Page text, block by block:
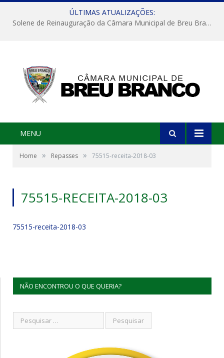
ÚLTIMAS ATUALIZAÇÕES:
Solene de Reinauguração da Câmara Municipal de Breu Branco
MENU
Home » Repasses » 75515-receita-2018-03
75515-RECEITA-2018-03
75515-receita-2018-03
NÃO ENCONTROU O QUE QUERIA?